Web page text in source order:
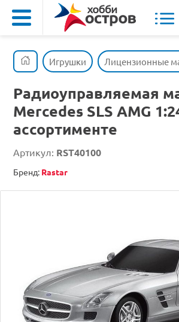
Игрушки Лицензионные
Радиоуправляемая
Mercedes SLS AMG
ассортименте
Артикул: RST40100
Бренд: Rastar